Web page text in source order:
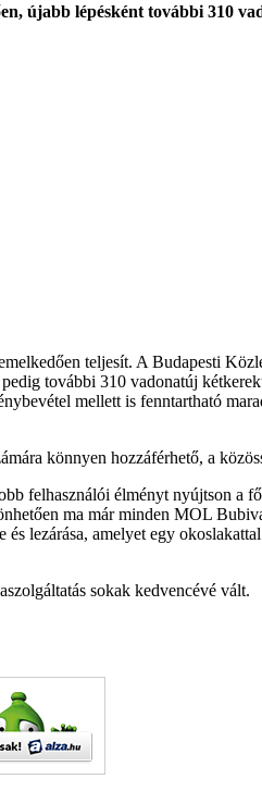
újabb lépésként további 310
teljesít. A Budapesti
további 310 vadonatúj
mellett is fenntartható
könnyen hozzáférhető, a
felhasználói élményt nyújtson
ma már minden MOL
lezárása, amelyet egy
sokak kedvencévé vált.